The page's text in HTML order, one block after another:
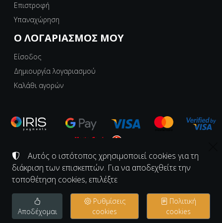
Επιστροφή
Υπαναχώρηση
Ο ΛΟΓΑΡΙΑΣΜΌΣ ΜΟΥ
Είσοδος
Δημιουργία λογαριασμού
Καλάθι αγορών
©2008-2026 ΕΡΓΑΣΤΗΡΙΟ ΚΟΝΑΚΙ - KONAKI.GR
Αριθμός ΓΕΜΗ: 139997726000
Ρυθμίσεις cookies
Αυτός ο ιστότοπος χρησιμοποιεί cookies για τη
διάκριση των επισκεπτών. Για να αποδεχθείτε την
τοποθέτηση cookies, επιλέξτε
Αποδέχομαι
Ρυθμίσεις
cookies
Πολιτική
cookies